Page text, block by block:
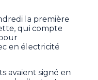
la première
qui compte
en électricité
avaient signé en